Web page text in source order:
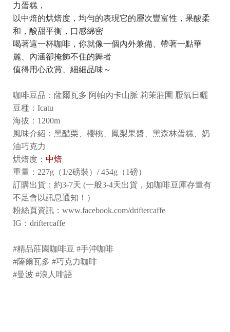
力蛋糕，
以中焙的烘焙度，均勻的表現它的層次豐富性，果酸柔
和，酸甜平衡，口感綿密
喝著這一杯咖啡，你就像一個內外兼備、帶著一點華
麗、內涵卻掩飾不住的舞者
值得用心欣賞、細細品味～
咖啡豆品：薩爾瓦多 阿帕內卡山脈 莉茉莊園 厭氧日曬
豆種：Icatu
海拔：1200m
風味介紹：黑醋栗、櫻桃、鳳梨果醬、黑森林蛋糕、奶
油巧克力
烘焙度： 中焙
重量：227g（1/2磅裝）/ 454g（1磅）
訂購出貨：約3-7天 (一般3-4天出貨，如咖啡豆庫存量有
不足會以訊息通知！）
粉絲頁資訊：www.facebook.com/driftercaffe
IG：driftercaffe
#精品莊園咖啡豆 #手沖咖啡
#薩爾瓦多 #巧克力咖啡
#曼波 #浪人啡語